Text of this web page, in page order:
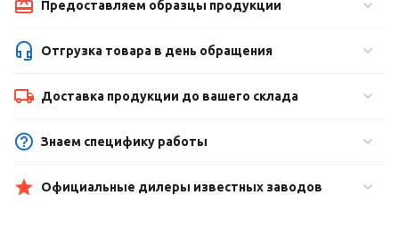
Предоставляем образцы продукции
Отгрузка товара в день обращения
Доставка продукции до вашего склада
Знаем специфику работы
Официальные дилеры известных заводов